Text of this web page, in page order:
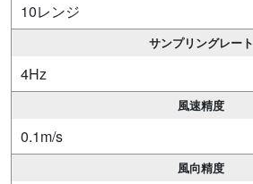
10レンジ
サンプリングレート
4Hz
風速精度
0.1m/s
風向精度